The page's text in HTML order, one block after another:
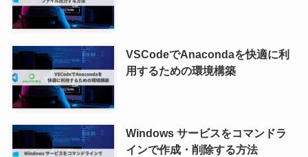
VSCodeでAnacondaを快適に利
用するための環境構築
Windows サービスをコマンドラ
インで作成・削除する方法